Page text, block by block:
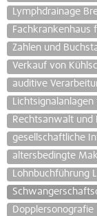
Lymphdrainage
Fachkrankenhaus
Zahlen und
Verkauf von
auditive
Rechtsanwalt und
gesellschaftliche
altersbedingte
Lohnbuchführung
Dopplersonografie